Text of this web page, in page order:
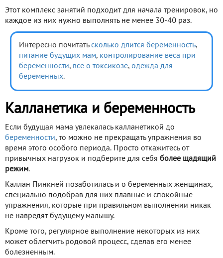
Этот комплекс занятий подходит для начала тренировок, но
каждое из них нужно выполнять не менее 30-40 раз.
Интересно почитать сколько длится беременность,
питание будущих мам, контролирование веса при
беременности, все о токсикозе, одежда для
беременных.
Калланетика и беременность
Если будущая мама увлекалась калланетикой до
беременности, то можно не прекращать упражнения во
время этого особого периода. Просто откажитесь от
привычных нагрузок и подберите для себя более щадящий
режим.
Каллан Пинкней позаботилась и о беременных женщинах,
специально подобрав для них плавные и спокойные
упражнения, которые при правильном выполнении никак
не навредят будущему малышу.
Кроме того, регулярное выполнение некоторых из них
может облегчить родовой процесс, сделав его менее
болезненным.